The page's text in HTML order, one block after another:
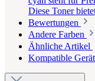
Diese Toner
Bewertungen
Andere Farben
Ähnliche Artikel
Kompatible